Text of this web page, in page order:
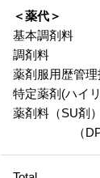
＜薬代＞
基本調剤料
調剤料
薬剤服用歴管理
特定薬剤(ハイ
薬剤料（SU剤）
（DPP-4